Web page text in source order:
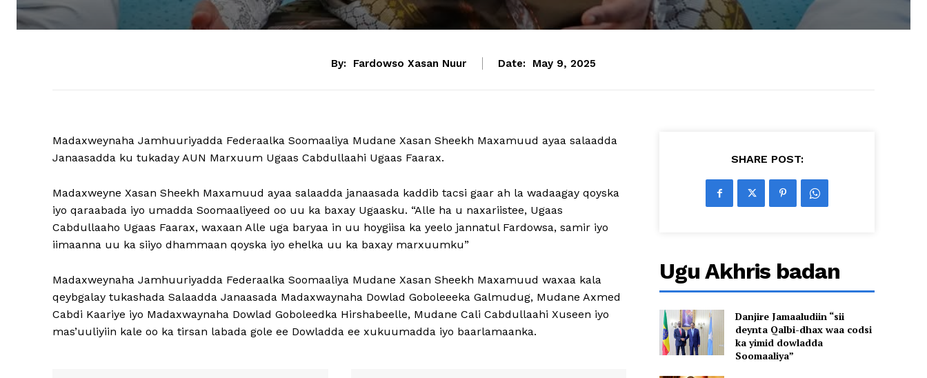
By: Fardowso Xasan Nuur Date: May 9, 2025
Madaxweynaha Jamhuuriyadda Federaalka Soomaaliya Mudane Xasan Sheekh Maxamuud ayaa salaadda
Janaasadda ku tukaday AUN Marxuum Ugaas Cabdullaahi Ugaas Faarax.
Madaxweyne Xasan Sheekh Maxamuud ayaa salaadda janaasada kaddib tacsi gaar ah la wadaagay qoyska
iyo qaraabada iyo umadda Soomaaliyeed oo uu ka baxay Ugaasku. “Alle ha u naxariistee, Ugaas
Cabdullaaho Ugaas Faarax, waxaan Alle uga baryaa in uu hoygiisa ka yeelo jannatul Fardowsa, samir iyo
iimaanna uu ka siiyo dhammaan qoyska iyo ehelka uu ka baxay marxuumku”
Madaxweynaha Jamhuuriyadda Federaalka Soomaaliya Mudane Xasan Sheekh Maxamuud waxaa kala
qeybgalay tukashada Salaadda Janaasada Madaxwaynaha Dowlad Goboleeeka Galmudug, Mudane Axmed
Cabdi Kaariye iyo Madaxwaynaha Dowlad Goboleedka Hirshabeelle, Mudane Cali Cabdullaahi Xuseen iyo
mas’uuliyiin kale oo ka tirsan labada gole ee Dowladda ee xukuumadda iyo baarlamaanka.
SHARE POST:
Ugu Akhris badan
Danjire Jamaaludiin “sii
deynta Qalbi-dhax waa codsi
ka yimid dowladda
Soomaaliya”